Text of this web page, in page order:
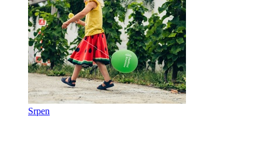
Srpen